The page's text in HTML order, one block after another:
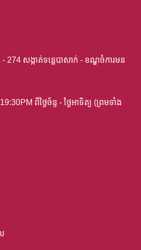
សង្កាត់ទន្លេបាសាក់ - ខណ្ឌចំការមន
ពីថ្ងៃច័ន្ទ - ថ្ងៃអាទិត្យ (ព្រមទាំង